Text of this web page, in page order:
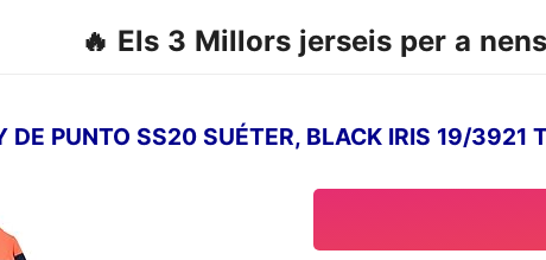
🔥 Els 3 Millors jerseis per a nens
DE PUNTO SS20 SUÉTER, BLACK IRIS 19/3921